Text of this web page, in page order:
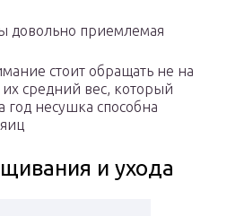
довольно приемлемая
стоит обращать не на
их средний вес, который
год несушка способна
и ухода